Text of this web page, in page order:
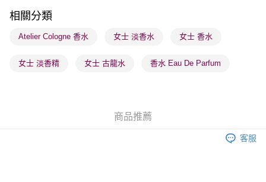
順豐站及營業點 - 確認發貨後1-3個工作天送達
物流公司進行物流配送
取。逾期會取消訂單，並不會安排重寄
相關分類
Atelier Cologne 香水 女士 淡香水 女士 香水
女士 淡香精 女士 古龍水 香水 Eau De Parfum
商品推薦
客服